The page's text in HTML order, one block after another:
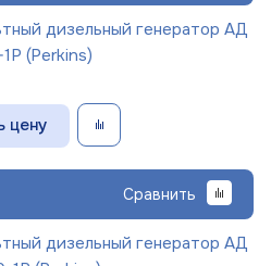
дизельный генератор АД
(Perkins)
цену
Сравнить
дизельный генератор АД